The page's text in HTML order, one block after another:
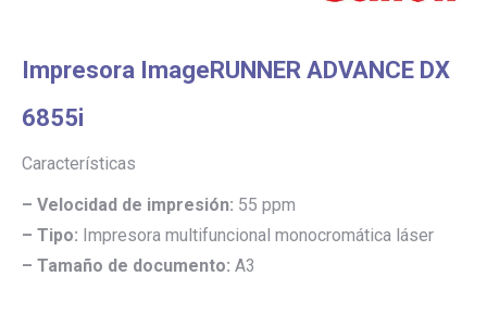
Impresora ImageRUNNER ADVANCE DX
6855i
Características
– Velocidad de impresión: 55 ppm
– Tipo: Impresora multifuncional monocromática láser
– Tamaño de documento: A3